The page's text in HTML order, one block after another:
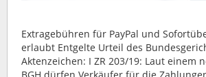
Extragebühren für PayPal und
erlaubt Entgelte Urteil des
Aktenzeichen: I ZR 203/19: Laut einem